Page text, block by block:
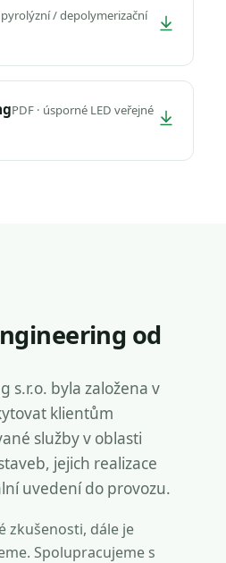
pyrolýzní / depolymerizační
PDF · úsporné LED veřejné
od
s.r.o. byla založena v
klientům
služby v oblasti
jejich realizace
uvedení do provozu.
zkušenosti, dále je
Spolupracujeme s